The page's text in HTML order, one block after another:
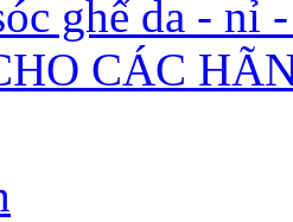
ghế da - nỉ
CÁC